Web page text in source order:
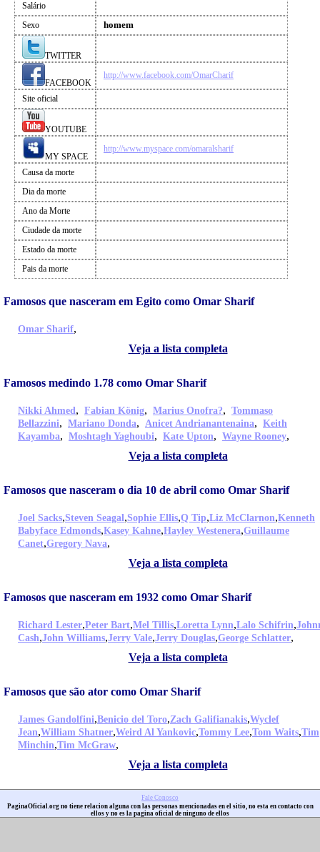
Salário
Sexo
homem
TWITTER
FACEBOOK
http://www.facebook.com/OmarCharif
Site oficial
YOUTUBE
MY SPACE
http://www.myspace.com/omaralsharif
Causa da morte
Dia da morte
Ano da Morte
Ciudade da morte
Estado da morte
Pais da morte
Famosos que nasceram em Egito como Omar Sharif
Omar Sharif,
Veja a lista completa
Famosos medindo 1.78 como Omar Sharif
Nikki Ahmed, Fabian König, Marius Onofra?, Tommaso
Bellazzini, Mariano Donda, Anicet Andrianantenaina, Keith
Kayamba, Moshtagh Yaghoubi, Kate Upton, Wayne Rooney,
Veja a lista completa
Famosos que nasceram o dia 10 de abril como Omar Sharif
Joel Sacks,Steven Seagal,Sophie Ellis,Q Tip,Liz McClarnon,Kenneth
Babyface Edmonds,Kasey Kahne,Hayley Westenera,Guillaume
Canet,Gregory Nava,
Veja a lista completa
Famosos que nasceram em 1932 como Omar Sharif
Richard Lester,Peter Bart,Mel Tillis,Loretta Lynn,Lalo Schifrin,
Cash,John Williams,Jerry Vale,Jerry Douglas,George Schlatter,
Veja a lista completa
Famosos que são ator como Omar Sharif
James Gandolfini,Benicio del Toro,Zach Galifianakis,Wyclef
Jean,William Shatner,Weird Al Yankovic,Tommy Lee,Tom Waits,Tim
Minchin,Tim McGraw,
Veja a lista completa
Fale Conosco
PaginaOficial.org no tiene relacion alguna con las personas mencionadas en el sitio, no esta en contacto con
ellos y no es la pagina oficial de ninguno de ellos